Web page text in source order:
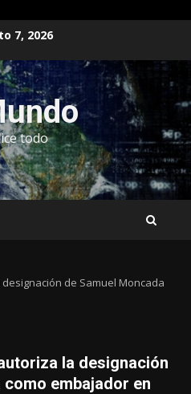
7, 2026
todo
de Samuel Moncada
la designación
embajador en